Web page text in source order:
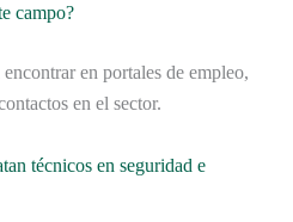
campo?
en portales de empleo,
en el sector.
técnicos en seguridad e